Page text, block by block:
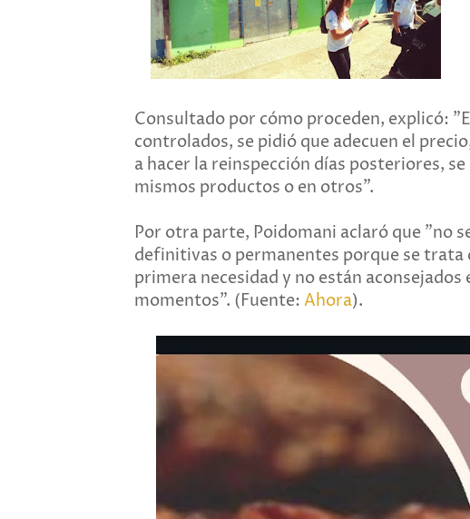
Consultado por cómo proceden, explicó:
controlados, se pidió que adecuen el
a hacer la reinspección días posteriores,
mismos productos o en otros".
Por otra parte, Poidomani aclaró que "no
definitivas o permanentes porque se trata
primera necesidad y no están
momentos". (Fuente: Ahora).